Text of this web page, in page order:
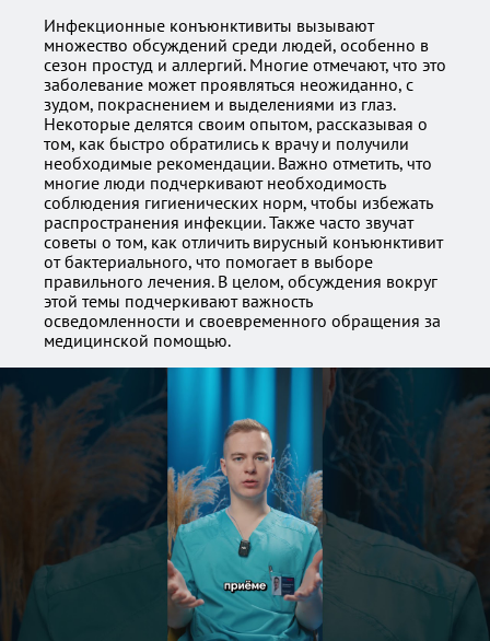
Инфекционные конъюнктивиты вызывают
множество обсуждений среди людей, особенно в
сезон простуд и аллергий. Многие отмечают, что это
заболевание может проявляться неожиданно, с
зудом, покраснением и выделениями из глаз.
Некоторые делятся своим опытом, рассказывая о
том, как быстро обратились к врачу и получили
необходимые рекомендации. Важно отметить, что
многие люди подчеркивают необходимость
соблюдения гигиенических норм, чтобы избежать
распространения инфекции. Также часто звучат
советы о том, как отличить вирусный конъюнктивит
от бактериального, что помогает в выборе
правильного лечения. В целом, обсуждения вокруг
этой темы подчеркивают важность
осведомленности и своевременного обращения за
медицинской помощью.